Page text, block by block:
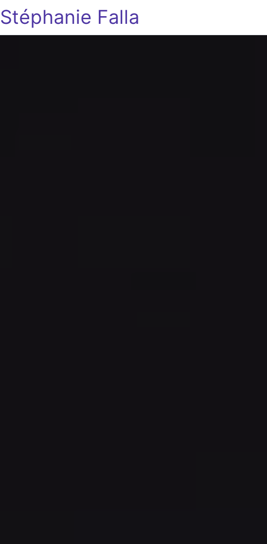
Stéphanie Falla